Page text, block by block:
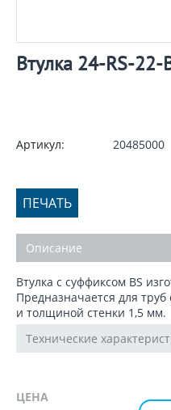
Втулка 24-RS-22-
Артикул: 20485000
ПЕЧАТЬ
Описание
Втулка с суффиксом BS
Предназначается для
и толщиной стенки 1,5 мм.
Технические
ЦЕНА